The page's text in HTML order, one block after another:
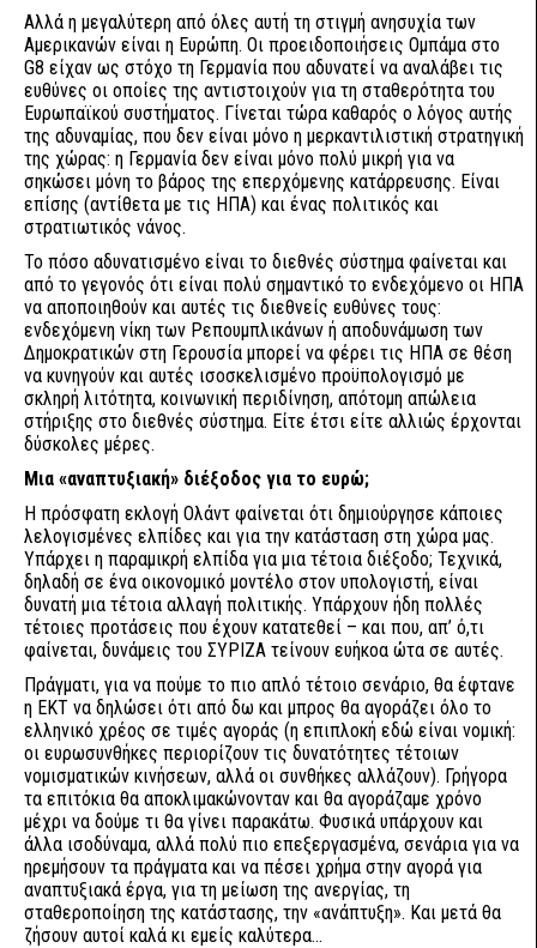
Αλλά η μεγαλύτερη από όλες αυτή τη στιγμή ανησυχία των
Αμερικανών είναι η Ευρώπη. Οι προειδοποιήσεις Ομπάμα στο
G8 είχαν ως στόχο τη Γερμανία που αδυνατεί να αναλάβει τις
ευθύνες οι οποίες της αντιστοιχούν για τη σταθερότητα του
Ευρωπαϊκού συστήματος. Γίνεται τώρα καθαρός ο λόγος αυτής
της αδυναμίας, που δεν είναι μόνο η μερκαντιλιστική στρατηγική
της χώρας: η Γερμανία δεν είναι μόνο πολύ μικρή για να
σηκώσει μόνη το βάρος της επερχόμενης κατάρρευσης. Είναι
επίσης (αντίθετα με τις ΗΠΑ) και ένας πολιτικός και
στρατιωτικός νάνος.
Το πόσο αδυνατισμένο είναι το διεθνές σύστημα φαίνεται και
από το γεγονός ότι είναι πολύ σημαντικό το ενδεχόμενο οι ΗΠΑ
να αποποιηθούν και αυτές τις διεθνείς ευθύνες τους:
ενδεχόμενη νίκη των Ρεπουμπλικάνων ή αποδυνάμωση των
Δημοκρατικών στη Γερουσία μπορεί να φέρει τις ΗΠΑ σε θέση
να κυνηγούν και αυτές ισοσκελισμένο προϋπολογισμό με
σκληρή λιτότητα, κοινωνική περιδίνηση, απότομη απώλεια
στήριξης στο διεθνές σύστημα. Είτε έτσι είτε αλλιώς έρχονται
δύσκολες μέρες.
Μια «αναπτυξιακή» διέξοδος για το ευρώ;
Η πρόσφατη εκλογή Ολάντ φαίνεται ότι δημιούργησε κάποιες
λελογισμένες ελπίδες και για την κατάσταση στη χώρα μας.
Υπάρχει η παραμικρή ελπίδα για μια τέτοια διέξοδο; Τεχνικά,
δηλαδή σε ένα οικονομικό μοντέλο στον υπολογιστή, είναι
δυνατή μια τέτοια αλλαγή πολιτικής. Υπάρχουν ήδη πολλές
τέτοιες προτάσεις που έχουν κατατεθεί – και που, απ’ ό,τι
φαίνεται, δυνάμεις του ΣΥΡΙΖΑ τείνουν ευήκοα ώτα σε αυτές.
Πράγματι, για να πούμε το πιο απλό τέτοιο σενάριο, θα έφτανε
η ΕΚΤ να δηλώσει ότι από δω και μπρος θα αγοράζει όλο το
ελληνικό χρέος σε τιμές αγοράς (η επιπλοκή εδώ είναι νομική:
οι ευρωσυνθήκες περιορίζουν τις δυνατότητες τέτοιων
νομισματικών κινήσεων, αλλά οι συνθήκες αλλάζουν). Γρήγορα
τα επιτόκια θα αποκλιμακώνονταν και θα αγοράζαμε χρόνο
μέχρι να δούμε τι θα γίνει παρακάτω. Φυσικά υπάρχουν και
άλλα ισοδύναμα, αλλά πολύ πιο επεξεργασμένα, σενάρια για να
ηρεμήσουν τα πράγματα και να πέσει χρήμα στην αγορά για
αναπτυξιακά έργα, για τη μείωση της ανεργίας, τη
σταθεροποίηση της κατάστασης, την «ανάπτυξη». Και μετά θα
ζήσουν αυτοί καλά κι εμείς καλύτερα...